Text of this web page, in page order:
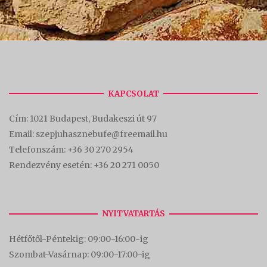
KAPCSOLAT
Cím: 1021 Budapest, Budakeszi út 97
Email: szepjuhasznebufe@freemail.hu
Telefonszám: +36 30 270 2954
Rendezvény esetén: +36 20 271 0050
NYITVATARTÁS
Hétfőtől-Péntekig: 09:00-16:00-ig
Szombat-Vasárnap: 09:00-17:00-ig